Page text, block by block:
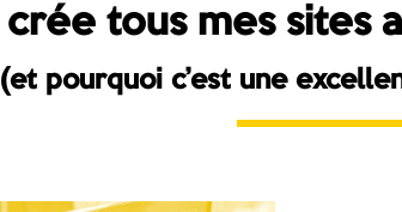
crée tous mes sites
(et pourquoi c’est une